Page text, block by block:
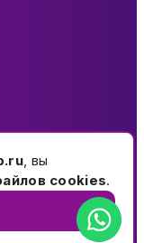
, вы
cookies.